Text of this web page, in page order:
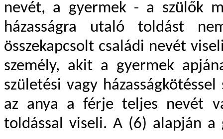
nevét, a gyermek - a szülők
házasságra utaló toldást
összekapcsolt családi nevét
személy, akit a gyermek
születési vagy
az anya a férje teljes nevét
toldással viseli. A (6) alapján a